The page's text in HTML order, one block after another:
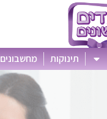
תינוקות מחשבונים